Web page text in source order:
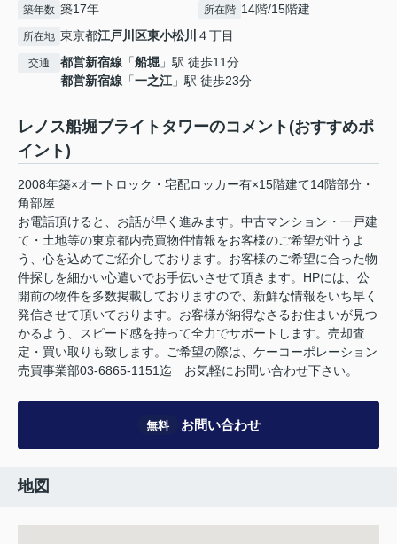
築年数 築17年 所在階 14階/15階建
所在地 東京都江戸川区東小松川 ４丁目
交通 都営新宿線 「船堀 」駅 徒歩11分
都営新宿線 「一之江 」駅 徒歩23分
レノス船堀ブライトタワーのコメント(おすすめポ
イント)
2008年築×オートロック・宅配ロッカー有×15階建て14階部分・
角部屋
お電話頂けると、お話が早く進みます。中古マンション・一戸建
て・土地等の東京都内売買物件情報をお客様のご希望が叶うよ
う、心を込めてご紹介しております。お客様のご希望に合った物
件探しを細かい心遣いでお手伝いさせて頂きます。HPには、公
開前の物件を多数掲載しておりますので、新鮮な情報をいち早く
発信させて頂いております。お客様が納得なさるお住まいが見つ
かるよう、スピード感を持って全力でサポートします。売却査
定・買い取りも致します。ご希望の際は、ケーコーポレーション
売買事業部03-6865-1151迄 お気軽にお問い合わせ下さい。
無料 お問い合わせ
地図